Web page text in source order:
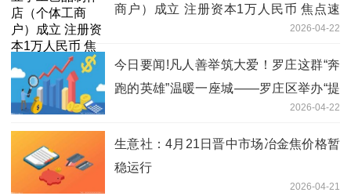
商户）成立 注册资本1万人民币 焦点速
2026-04-22
今日要闻!凡人善举筑大爱！罗庄这群“奔
跑的英雄”温暖一座城——罗庄区举办“提
升应急能力 赋能身边群众”文明实践活动
2026-04-22
生意社：4月21日晋中市场冶金焦价格暂
稳运行
2026-04-21